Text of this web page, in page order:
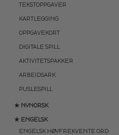
TEKSTOPPGAVER
KARTLEGGING
OPPGAVEKORT
DIGITALE SPILL
AKTIVITETSPAKKER
ARBEIDSARK
PUSLESPILL
★ NYNORSK
★ ENGELSK
ENGELSK HØYFREKVENTE ORD